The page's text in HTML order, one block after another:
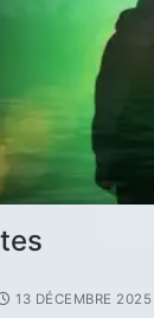
13 DÉCEMBRE 2025